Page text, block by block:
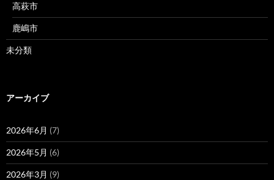
高萩市
鹿嶋市
未分類
アーカイブ
2026年6月 (7)
2026年5月 (6)
2026年3月 (9)